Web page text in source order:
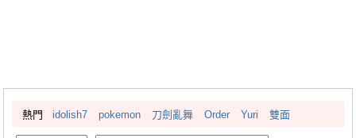
繪圖藝廊
交流中心
熱門 idolish7 pokemon 刀劍亂舞 Order Yuri 雙面